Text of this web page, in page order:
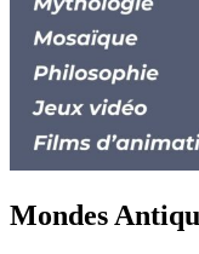
Mondes